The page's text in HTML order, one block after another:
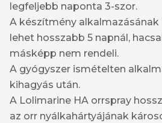
legfeljebb naponta 3-szor.
A készítmény
lehet hosszabb 5 napnál,
másképp nem rendeli.
A gyógyszer ismételten
kihagyás után.
A Lolimarine HA orrspray
az orr nyálkahártyájának